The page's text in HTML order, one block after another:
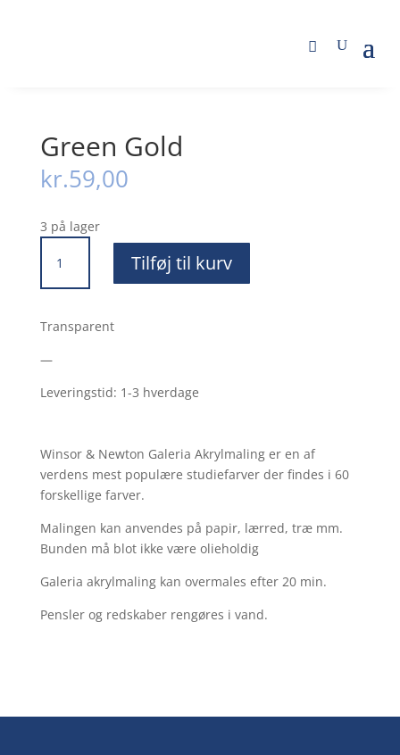
Winsor Newton Galeria 120ml/
Green Gold
kr.59,00
3 på lager
Gold
antal
Tilføj til kurv
Transparent
—
Leveringstid: 1-3 hverdage
Winsor & Newton Galeria Akrylmaling er en af
verdens mest populære studiefarver der findes i 60
forskellige farver.
Malingen kan anvendes på papir, lærred, træ mm.
Bunden må blot ikke være olieholdig
Galeria akrylmaling kan overmales efter 20 min.
Pensler og redskaber rengøres i vand.